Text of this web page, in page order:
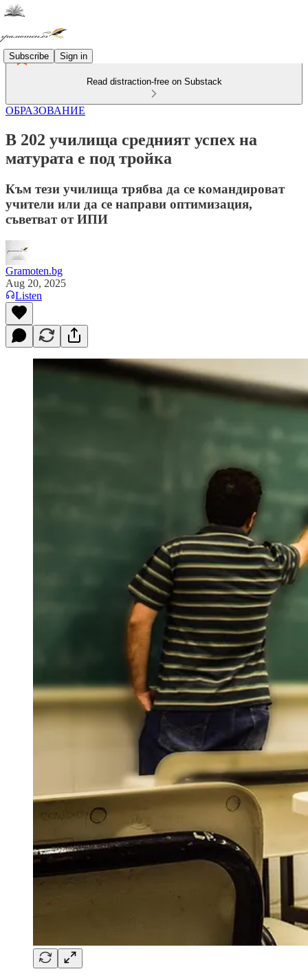
Subscribe Sign in
Read distraction-free on Substack
ОБРАЗОВАНИЕ
В 202 училища средният успех на
матурата е под тройка
Към тези училища трябва да се командироват
учители или да се направи оптимизация,
съветват от ИПИ
Gramoten.bg
Aug 20, 2025
Listen